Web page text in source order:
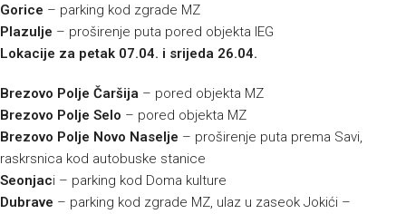
Gorice – parking kod zgrade MZ
Plazulje – proširenje puta pored objekta IEG
Lokacije za petak 07.04. i srijeda 26.04.
Brezovo Polje Čaršija – pored objekta MZ
Brezovo Polje Selo – pored objekta MZ
Brezovo Polje Novo Naselje – proširenje puta prema Savi,
raskrsnica kod autobuske stanice
Seonjaci – parking kod Doma kulture
Dubrave – parking kod zgrade MZ, ulaz u zaseok Jokići –